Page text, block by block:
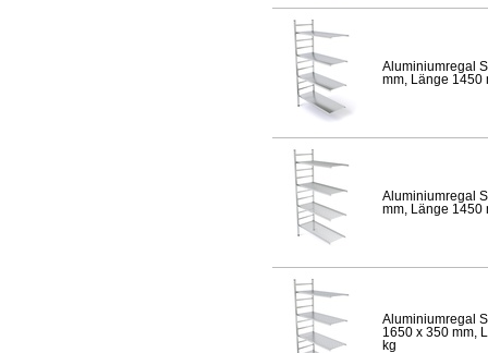
Aluminiumregal
mm, Länge 1450
Aluminiumregal
mm, Länge 1450
Aluminiumregal
1650 x 350 mm,
kg